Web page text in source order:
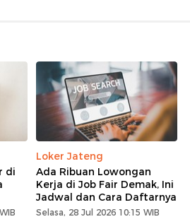
di
Loker Jateng
Ada Ribuan Lowongan
Kerja di Job Fair Demak, Ini
Jadwal dan Cara Daftarnya
Selasa, 28 Jul 2026 10:15 WIB